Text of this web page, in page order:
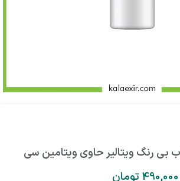
بی رنگ ویتالیر حاوی ویتامین سی
490,000 تومان